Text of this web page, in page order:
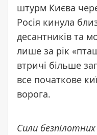
штурм Києва
Росія кинула
десантників та
лише за рік
втричі більше
все початкове
ворога.
Сили